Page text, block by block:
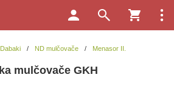
/ ND mulčovače / Menasor II.
mulčovače GKH